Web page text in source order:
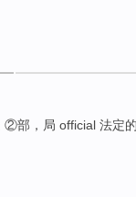
②部，局 official 法定